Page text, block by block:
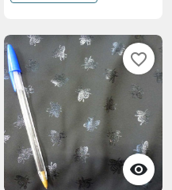

favorite_border